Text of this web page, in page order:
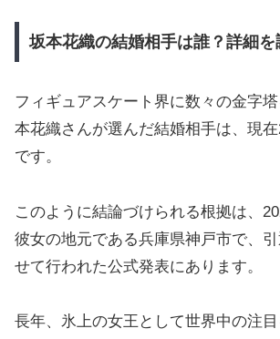
坂本花織の結婚相手は誰？詳細を
フィギュアスケート界に数々の金字
本花織さんが選んだ結婚相手は、現
です。
このように結論づけられる根拠は、
彼女の地元である兵庫県神戸市で、
せて行われた公式発表にあります。
長年、氷上の女王として世界中の注